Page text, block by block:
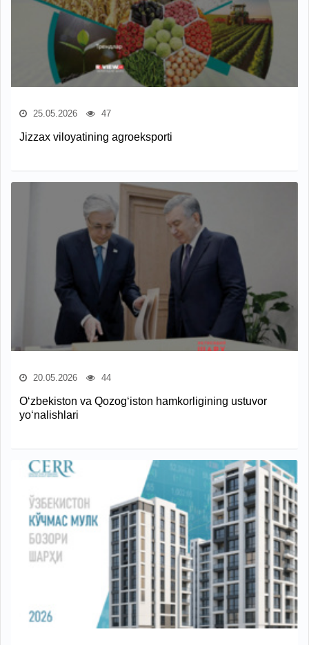
25.05.2026 47
Jizzax viloyatining agroeksporti
20.05.2026 44
O‘zbekiston va Qozog‘iston hamkorligining ustuvor
yo‘nalishlari